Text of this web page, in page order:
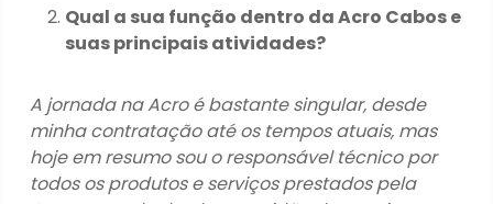
Qual a sua função dentro da Acro Cabos e
suas principais atividades?
A jornada na Acro é bastante singular, desde
minha contratação até os tempos atuais, mas
hoje em resumo sou o responsável técnico por
todos os produtos e serviços prestados pela